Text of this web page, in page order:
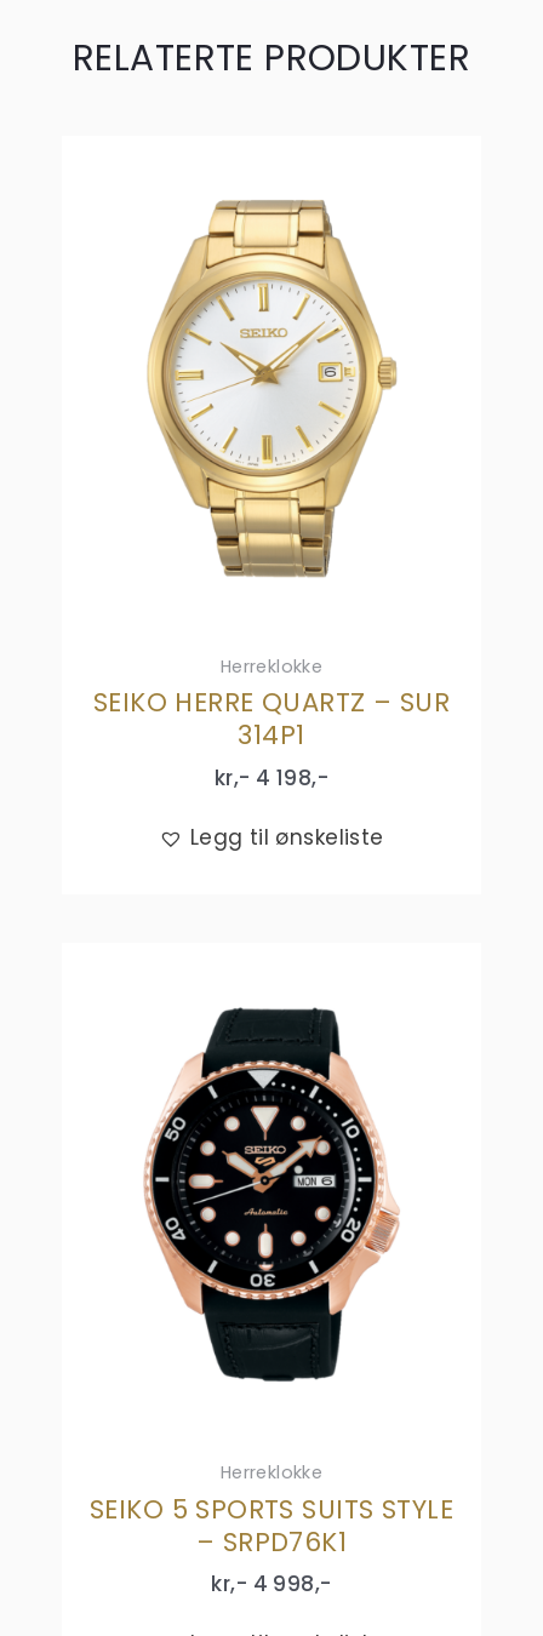
RELATERTE PRODUKTER
Herreklokke
SEIKO HERRE QUARTZ – SUR
314P1
kr,- 4 198,-
Legg til ønskeliste
Herreklokke
SEIKO 5 SPORTS SUITS STYLE
– SRPD76K1
kr,- 4 998,-